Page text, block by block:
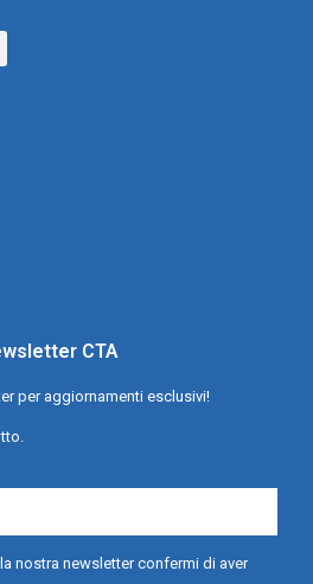
CTA
per aggiornamenti esclusivi!
nostra newsletter confermi di aver